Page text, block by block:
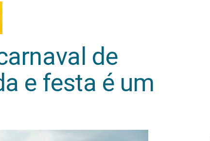
de
e festa é um